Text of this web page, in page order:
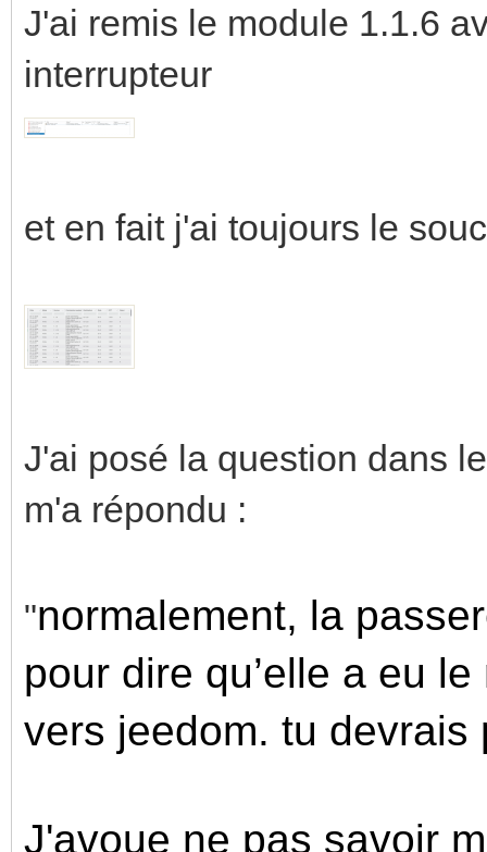
J'ai remis le module 1.1.6
interrupteur
et en fait j'ai toujours le
J'ai posé la question dans
m'a répondu :
"normalement, la
pour dire qu’elle a eu
vers jeedom. tu
J'avoue ne pas savoir